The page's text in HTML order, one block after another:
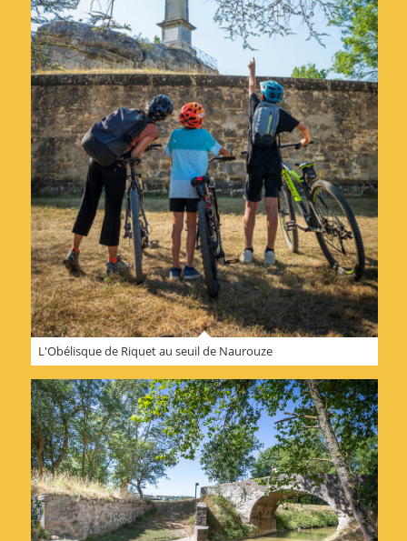
L'Obélisque de Riquet au seuil de Naurouze